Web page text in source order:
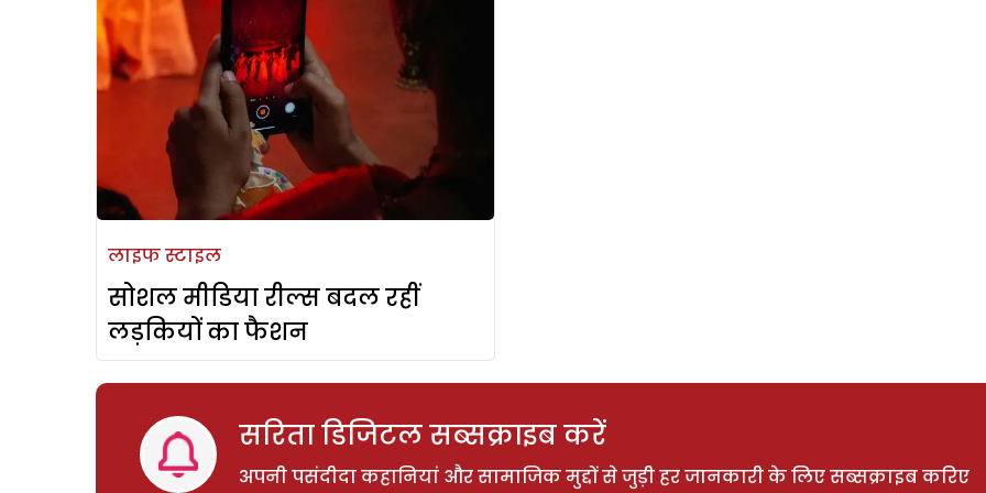
लाइफ स्टाइल
सोशल मीडिया रील्स बदल रहीं
लड़कियों का फैशन
सरिता डिजिटल सब्सक्राइब करें
अपनी पसंदीदा कहानियां और सामाजिक मुद्दों से जुड़ी हर जानकारी के लिए सब्सक्राइब करिए